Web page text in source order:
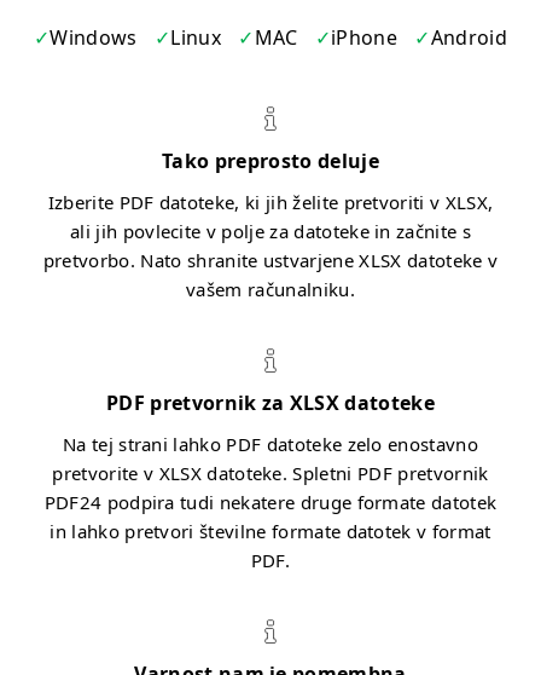
Windows Linux MAC iPhone Android
Tako preprosto deluje
Izberite PDF datoteke, ki jih želite pretvoriti v XLSX,
ali jih povlecite v polje za datoteke in začnite s
pretvorbo. Nato shranite ustvarjene XLSX datoteke v
vašem računalniku.
PDF pretvornik za XLSX datoteke
Na tej strani lahko PDF datoteke zelo enostavno
pretvorite v XLSX datoteke. Spletni PDF pretvornik
PDF24 podpira tudi nekatere druge formate datotek
in lahko pretvori številne formate datotek v format
PDF.